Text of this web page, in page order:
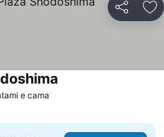
Partilhar
e cama